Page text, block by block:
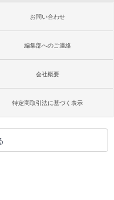
お問い合わせ
編集部へのご連絡
会社概要
特定商取引法に基づく表示